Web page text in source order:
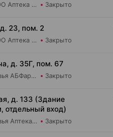
Флора Фарм ООО Аптека №20 Закрыто
23, пом. 2
Флора Фарм ООО Аптека №21 Закрыто
д. 35Г, пом. 67
Планета Здоровья АБФармация ИООО Аптека №21 Закрыто
д. 133 (Здание
отдельный вход)
Планета Здоровья Аптека №28 ООО Аптека №5 Закрыто